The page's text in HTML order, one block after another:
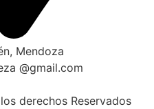
Mendoza
@gmail.com
derechos Reservados